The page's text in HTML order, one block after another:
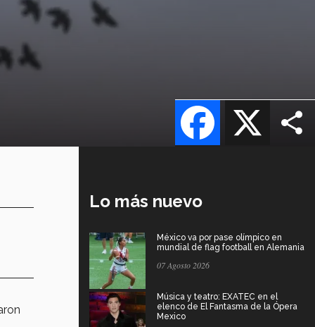
X
Facebook
Lo más nuevo
México va por pase olímpico en
mundial de flag football en Alemania
07 Agosto 2026
Música y teatro: EXATEC en el
elenco de El Fantasma de la Ópera
Mexico